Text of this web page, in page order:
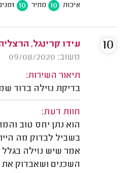
איכות 10 מחיר 10
עידו קרינגל,
משוב: 09/08/2020
תיאור השירות:
בדיקת נזילה בדוד
חוות דעת:
הוא נתן יחס טוב
בשביל לבדוק מה
אמר שיש נזילה
השכנים ושאבדוק את
10